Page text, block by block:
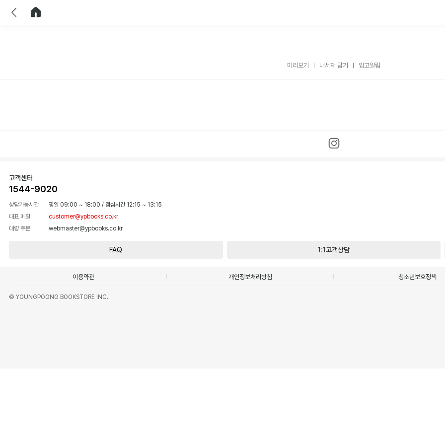
미리보기 내서재 담기 입고알림
고객센터
1544-9020
상담가능시간 평일 09:00 ~ 18:00 / 점심시간 12:15 ~ 13:15
대표 메일
customer@ypbooks.co.kr
대량 주문
webmaster@ypbooks.co.kr
FAQ 1:1고객상담
이용약관 개인정보처리방침 청소년보호정책
© YOUNGPOONG BOOKSTORE INC.